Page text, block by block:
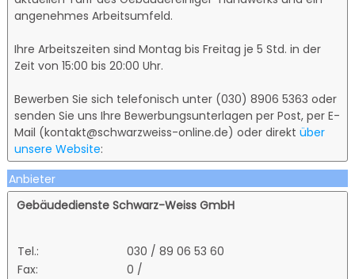
angenehmes Arbeitsumfeld.
Ihre Arbeitszeiten sind Montag bis Freitag je 5 Std. in der
Zeit von 15:00 bis 20:00 Uhr.
Bewerben Sie sich telefonisch unter (030) 8906 5363 oder
senden Sie uns Ihre Bewerbungsunterlagen per Post, per E-
Mail (kontakt@schwarzweiss-online.de) oder direktüber
unsere Website:
Anbieter
Gebäudedienste Schwarz-Weiss GmbH
Tel.:
030 / 89 06 53 60
Fax:
0 /